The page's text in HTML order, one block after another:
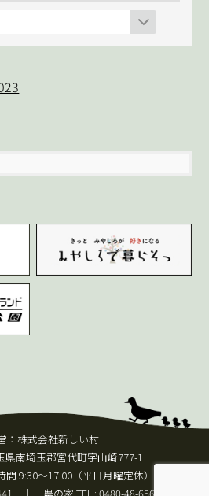
：株式会社新しい村
南埼玉郡宮代町字山崎777-1
9:30～17:00（平日月曜定休）